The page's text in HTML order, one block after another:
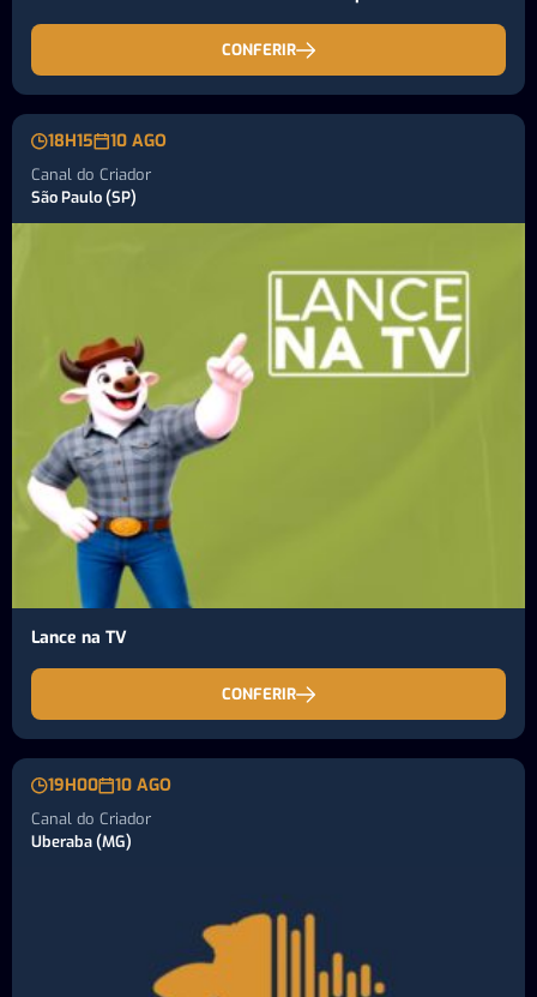
CONFERIR
18H15 10 AGO
Canal do Criador
São Paulo (SP)
Lance na TV
CONFERIR
19H00 10 AGO
Canal do Criador
Uberaba (MG)